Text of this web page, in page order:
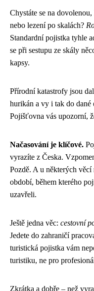
Chystáte se na
nebo lezení po skalách?
Standardní pojistka tyhle
se při sestupu ze skály
kapsy.
Přírodní katastrofy jsou
hurikán a vy i tak do dané
Pojišťovna vás upozorní,
Načasování je klíčové.
vyrazíte z Česka.
Pozdě. A u některých
období, během kterého
uzavřeli.
Ještě jedna věc: cestovní
Jedete do zahraničí
turistická pojistka vám
turistiku, ne pro
Zkrátka a dobře – než